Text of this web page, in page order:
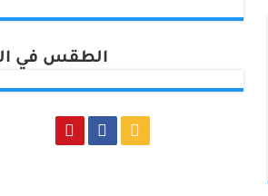
الطقس في
Morocco